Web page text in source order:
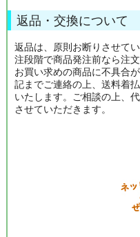
返品・交換について
返品は、原則お断りさせて
注段階で商品発注前なら注
お買い求めの商品に不具合
記までご連絡の上、送料着
いたします。ご相談の上、
させていただきます。